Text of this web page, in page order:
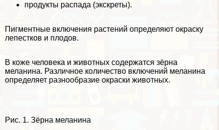
продукты распада (экскреты).
Пигментные включения растений определяют окраску
лепестков и плодов.
В коже человека и животных содержатся зёрна
меланина. Различное количество включений меланина
определяет разнообразие окраски животных.
Рис. 1. Зёрна меланина